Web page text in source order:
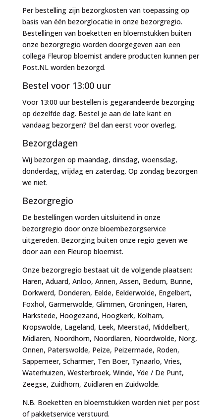
Per bestelling zijn bezorgkosten van toepassing op
basis van één bezorglocatie in onze bezorgregio.
Bestellingen van boeketten en bloemstukken buiten
onze bezorgregio worden doorgegeven aan een
collega Fleurop bloemist andere producten kunnen per
Post.NL worden bezorgd.
Bestel voor 13:00 uur
Voor 13:00 uur bestellen is gegarandeerde bezorging
op dezelfde dag. Bestel je aan de late kant en
vandaag bezorgen? Bel dan eerst voor overleg.
Bezorgdagen
Wij bezorgen op maandag, dinsdag, woensdag,
donderdag, vrijdag en zaterdag. Op zondag bezorgen
we niet.
Bezorgregio
De bestellingen worden uitsluitend in onze
bezorgregio door onze bloembezorgservice
uitgereden. Bezorging buiten onze regio geven we
door aan een Fleurop bloemist.
Onze bezorgregio bestaat uit de volgende plaatsen:
Haren, Aduard, Anloo, Annen, Assen, Bedum, Bunne,
Dorkwerd, Donderen, Eelde, Eelderwolde, Engelbert,
Foxhol, Garmerwolde, Glimmen, Groningen, Haren,
Harkstede, Hoogezand, Hoogkerk, Kolham,
Kropswolde, Lageland, Leek, Meerstad, Middelbert,
Midlaren, Noordhorn, Noordlaren, Noordwolde, Norg,
Onnen, Paterswolde, Peize, Peizermade, Roden,
Sappemeer, Scharmer, Ten Boer, Tynaarlo, Vries,
Waterhuizen, Westerbroek, Winde, Yde / De Punt,
Zeegse, Zuidhorn, Zuidlaren en Zuidwolde.
N.B. Boeketten en bloemstukken worden niet per post
of pakketservice verstuurd.